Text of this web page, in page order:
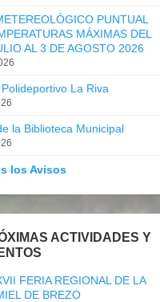
PUNTUAL
MÁXIMAS DEL
AL 3 DE AGOSTO 2026
La Riva
la Biblioteca Municipal
los Avisos
ACTIVIDADES Y
FERIA REGIONAL DE LA
DE BREZO